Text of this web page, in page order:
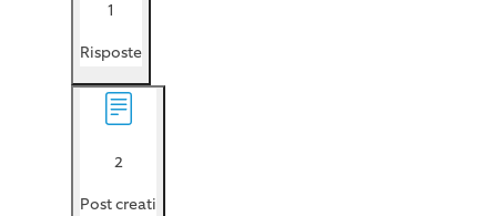
1
Risposte
2
Post creati